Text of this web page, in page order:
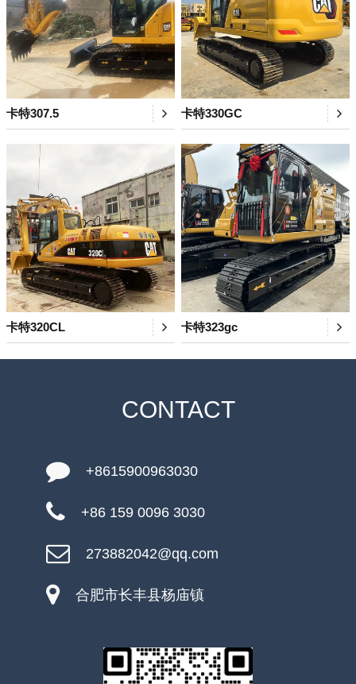
卡特307.5 卡特330GC
卡特320CL 卡特323gc
CONTACT
+8615900963030
+86 159 0096 3030
273882042@qq.com
合肥市长丰县杨庙镇